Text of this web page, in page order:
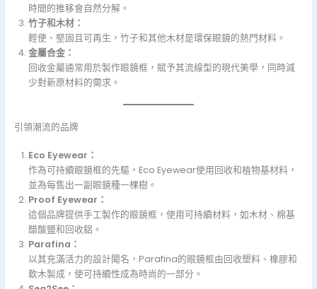
時間的推移會自然分解。
竹子和木材：
輕便、堅固且可再生，竹子和其他木材是環保眼鏡的熱門材料。
金屬合金：
回收金屬通常用於製作眼鏡框，賦予其流線型的現代美學，同時減
少對新原材料的需求。
引領潮流的品牌
Eco Eyewear：
作為可持續眼鏡框的先驅，Eco Eyewear使用回收和植物基材料，
並為每售出一副眼鏡種一棵樹。
Proof Eyewear：
這個品牌提供手工製作的眼鏡框，使用可持續材料，如木材、棉基
醋酸鹽和回收鋁。
Parafina：
以其充滿活力的設計聞名，Parafina的眼鏡框由回收塑料、橡膠和
軟木製成，使可持續性成為時尚的一部分。